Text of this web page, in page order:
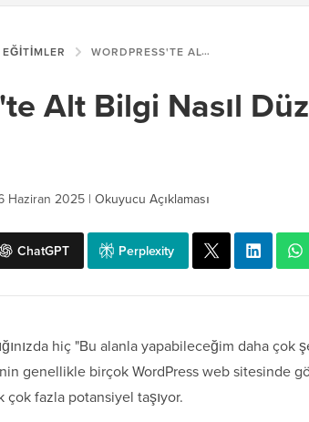
EĞITIMLER WORDPRESS'TE ALT BILGI NASIL DÜZENLENIR (4 YOL)
Alt Bilgi Nasıl
Haziran 2025 | Okuyucu Açıklaması
ChatGPT Perplexity
hiç "Bu alanla yapabileceğim daha çok
genellikle birçok WordPress web sitesinde
fazla potansiyel taşıyor.